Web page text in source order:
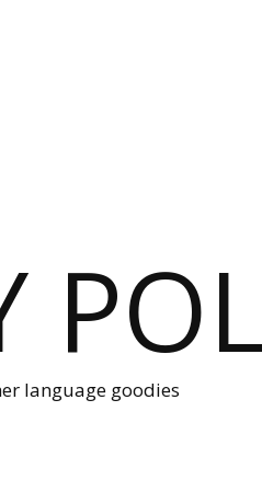
language goodies